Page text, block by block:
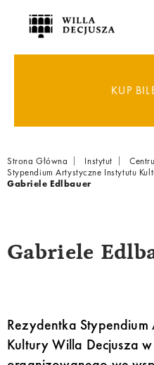
KUP
Breadcrumb
Strona Główna Instytut
Stypendium Artystyczne Instytutu
Gabriele Edlbauer
Gabriele
Rezydentka
Kultury Willa Decjusza